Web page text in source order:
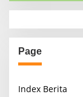
Page
Index Berita